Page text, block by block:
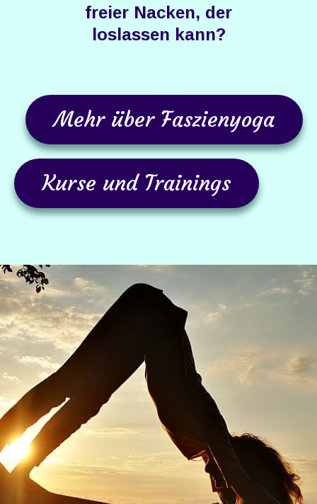
freier Nacken, der
loslassen kann​?
Mehr über Faszienyoga
Kurse und Trainings